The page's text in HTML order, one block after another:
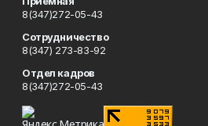
8(347)272-05-43
Сотрудничество
8(347) 273-83-92
Отдел кадров
8(347)272-05-43